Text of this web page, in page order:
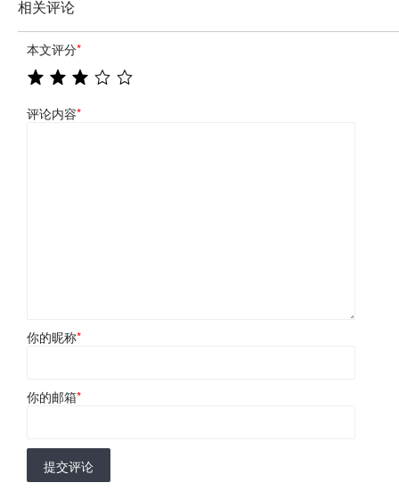
相关评论
本文评分*
评论内容*
你的昵称*
你的邮箱*
提交评论